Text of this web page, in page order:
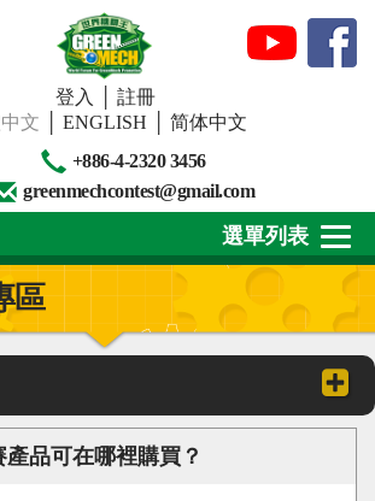
登入
註冊
文
ENGLISH
简体中文
+886-4-2320 3456
greenmechcontest@gmail.com
關於我們
下載專區
賽事活動
選單列表
區
產品可在哪裡購買？